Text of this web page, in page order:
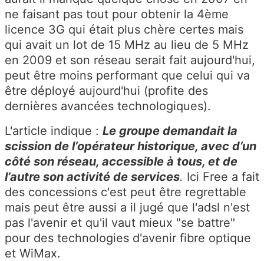
ne faisant pas tout pour obtenir la 4ème
licence 3G qui était plus chère certes mais
qui avait un lot de 15 MHz au lieu de 5 MHz
en 2009 et son réseau serait fait aujourd'hui,
peut être moins performant que celui qui va
être déployé aujourd'hui (profite des
dernières avancées technologiques).
L'article indique : Le groupe demandait la
scission de l’opérateur historique, avec d’un
côté son réseau, accessible à tous, et de
l’autre son activité de services. Ici Free a fait
des concessions c'est peut être regrettable
mais peut être aussi a il jugé que l'adsl n'est
pas l'avenir et qu'il vaut mieux "se battre"
pour des technologies d'avenir fibre optique
et WiMax.